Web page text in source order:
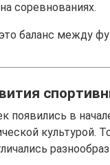
соревнованиях.
баланс между
в
культурой.